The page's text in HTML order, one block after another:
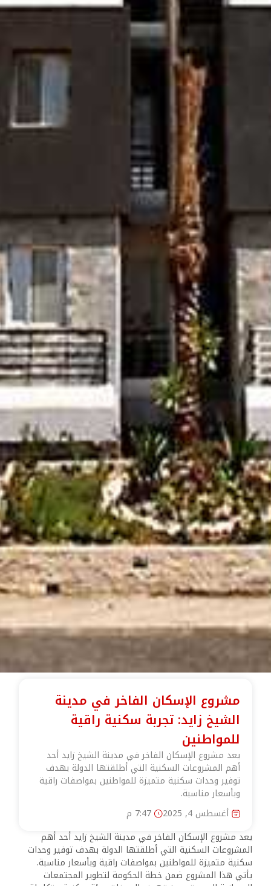
مشروع الإسكان الفاخر في مدينة
الشيخ زايد: تجربة سكنية راقية
للمواطنين
يعد مشروع الإسكان الفاخر في مدينة الشيخ زايد أحد
أهم المشروعات السكنية التي أطلقتها الدولة بهدف
توفير وحدات سكنية متميزة للمواطنين بمواصفات راقية
وبأسعار مناسبة.
أغسطس 4, 2025
7:47 م
يعد مشروع الإسكان الفاخر في مدينة الشيخ زايد أحد أهم
المشروعات السكنية التي أطلقتها الدولة بهدف توفير وحدات
سكنية متميزة للمواطنين بمواصفات راقية وبأسعار مناسبة.
يأتي هذا المشروع ضمن خطة الحكومة لتطوير المجتمعات